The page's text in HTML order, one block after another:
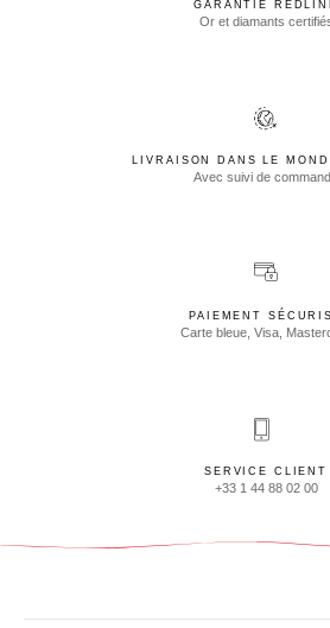
GARANTIE
Or et diamants
LIVRAISON DANS LE
Avec suivi de
PAIEMENT
Carte bleue, Visa,
SERVICE CLIENT
+33 1 44 88 02 00